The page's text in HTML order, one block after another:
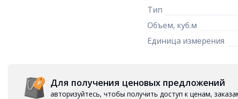
Тип
Объем, куб.м
Единица измерения
Для получения ценовых предложений
авторизуйтесь, чтобы получить доступ к ценам,